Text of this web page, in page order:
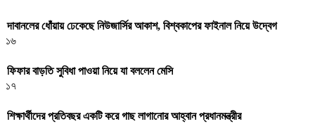
দাবানলের ধোঁয়ায় ঢেকেছে নিউজার্সির আকাশ, বিশ্বকাপের ফাইনাল নিয়ে উদ্বেগ
১৬
ফিফার বাড়তি সুবিধা পাওয়া নিয়ে যা বললেন মেসি
১৭
শিক্ষার্থীদের প্রতিবছর একটি করে গাছ লাগানোর আহ্বান প্রধানমন্ত্রীর